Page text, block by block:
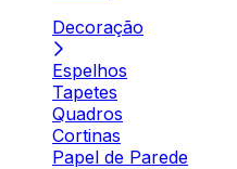
Decoração
Espelhos
Tapetes
Quadros
Cortinas
Papel de Parede